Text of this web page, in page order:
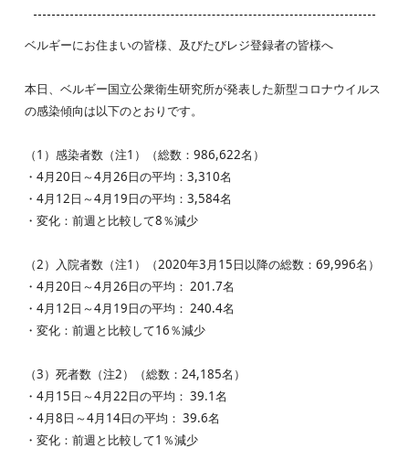
ベルギーにお住まいの皆様、及びたびレジ登録者の皆様へ
本日、ベルギー国立公衆衛生研究所が発表した新型コロナウイルス
の感染傾向は以下のとおりです。
（1）感染者数（注1）（総数：986,622名）
・4月20日～4月26日の平均：3,310名
・4月12日～4月19日の平均：3,584名
・変化：前週と比較して8％減少
（2）入院者数（注1）（2020年3月15日以降の総数：69,996名）
・4月20日～4月26日の平均： 201.7名
・4月12日～4月19日の平均： 240.4名
・変化：前週と比較して16％減少
（3）死者数（注2）（総数：24,185名）
・4月15日～4月22日の平均： 39.1名
・4月8日～4月14日の平均： 39.6名
・変化：前週と比較して1％減少